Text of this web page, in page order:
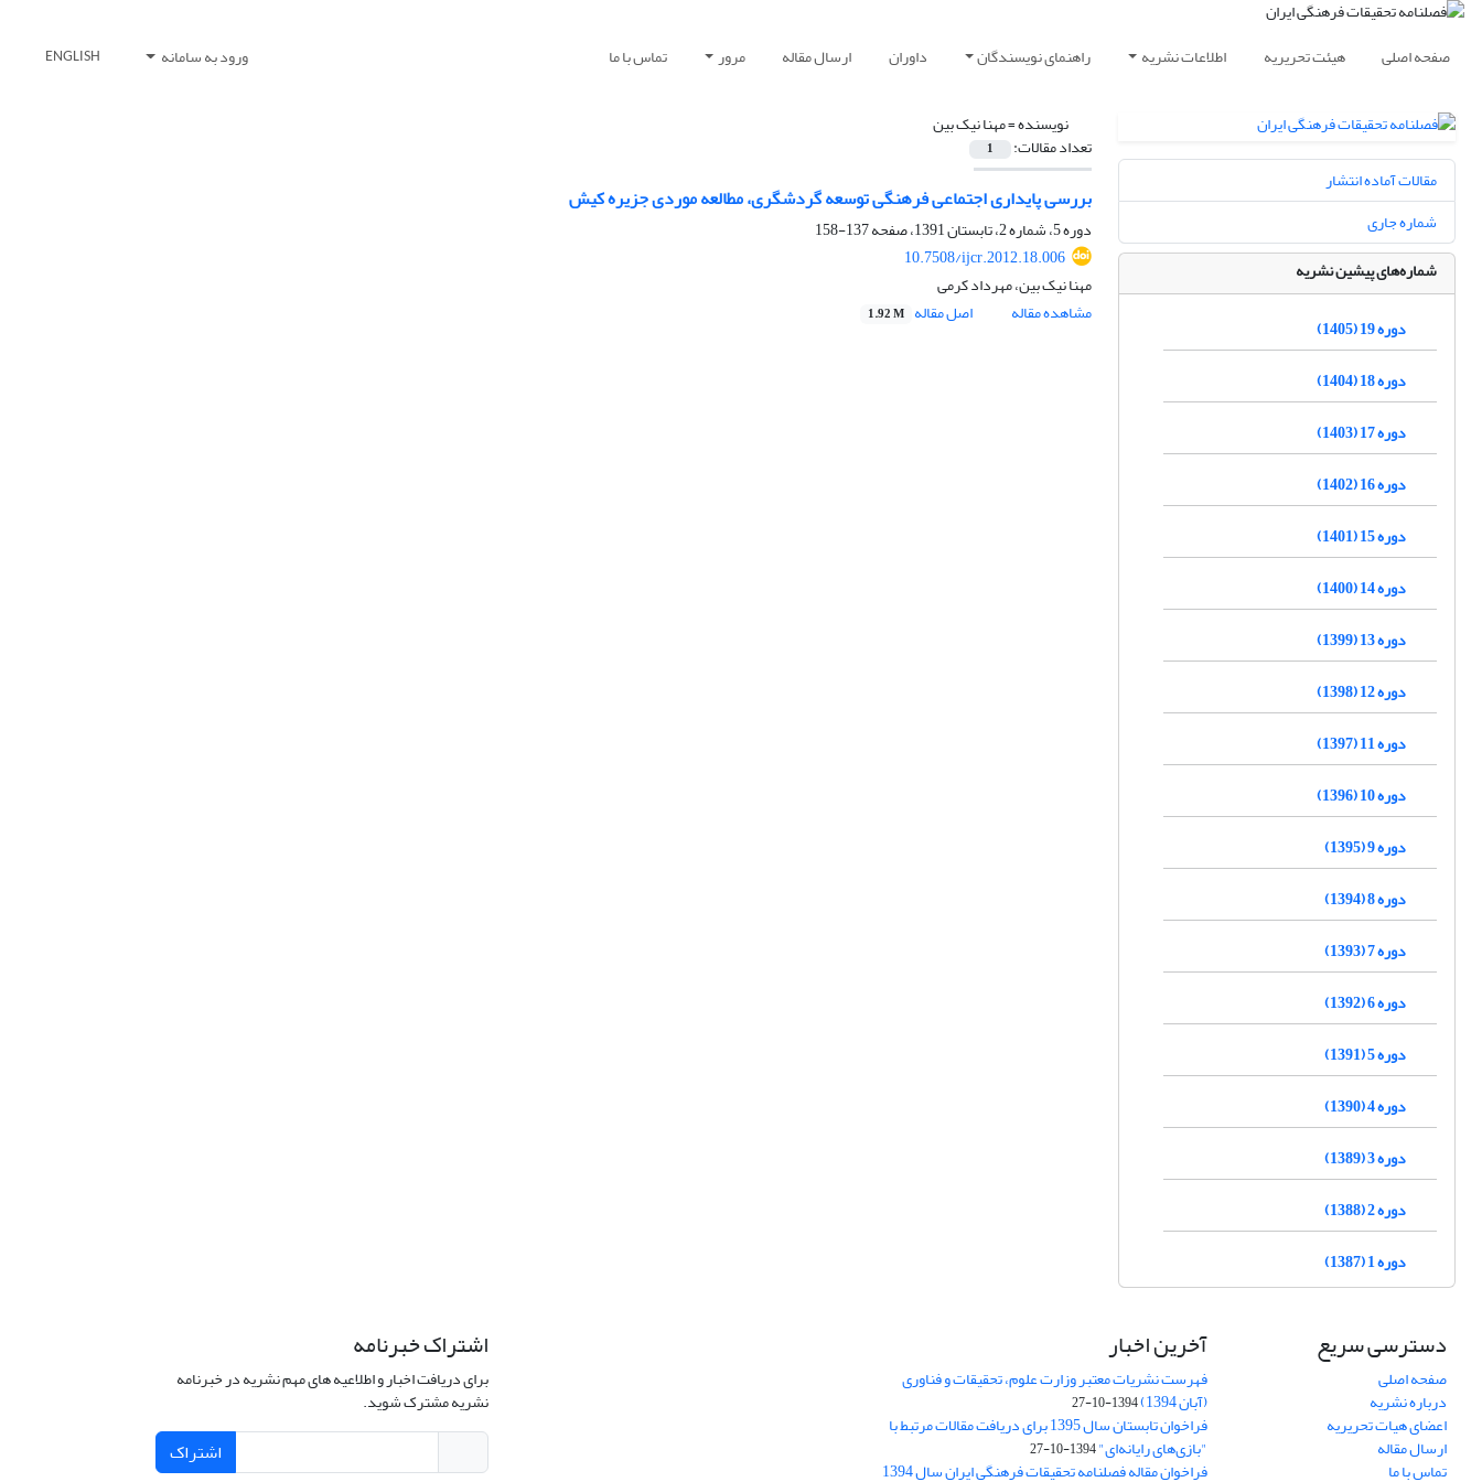
صفحه اصلی هیئت تحریریه اطلاعات نشریه راهنمای نویسندگان داوران ارسال مقاله مرور تماس با ما ورود به سامانه ENGLISH
نویسنده =مهنا نیک بین
تعداد مقالات: 1
بررسی پایداری اجتماعی فرهنگی توسعه گردشگری، مطالعه موردی جزیره کیش
دوره 5، شماره 2، تابستان 1391، صفحه
137-158
10.7508/ijcr.2012.18.006
مهنا نیک بین، مهرداد کرمی
مشاهده مقاله
اصل مقاله 1.92 M
مقالات آماده انتشار
شماره جاری
شماره‌های پیشین نشریه
دوره 19 (1405)
دوره 18 (1404)
دوره 17 (1403)
دوره 16 (1402)
دوره 15 (1401)
دوره 14 (1400)
دوره 13 (1399)
دوره 12 (1398)
دوره 11 (1397)
دوره 10 (1396)
دوره 9 (1395)
دوره 8 (1394)
دوره 7 (1393)
دوره 6 (1392)
دوره 5 (1391)
دوره 4 (1390)
دوره 3 (1389)
دوره 2 (1388)
دوره 1 (1387)
دسترسی سریع
صفحه اصلی
درباره نشریه
اعضای هیات تحریریه
ارسال مقاله
تماس با ما
آخرین اخبار
فهرست نشریات معتبر وزارت علوم، تحقیقات و فناوری
(آبان 1394) 1394-10-27
فراخوان تابستان سال 1395 برای دریافت مقالات مرتبط با
"بازی‌های رایانه‌ای"1394-10-27
فراخوان مقاله فصلنامه تحقیقات فرهنگی ایران سال 1394
اشتراک خبرنامه
برای دریافت اخبار و اطلاعیه های مهم نشریه در خبرنامه
نشریه مشترک شوید.
اشتراک